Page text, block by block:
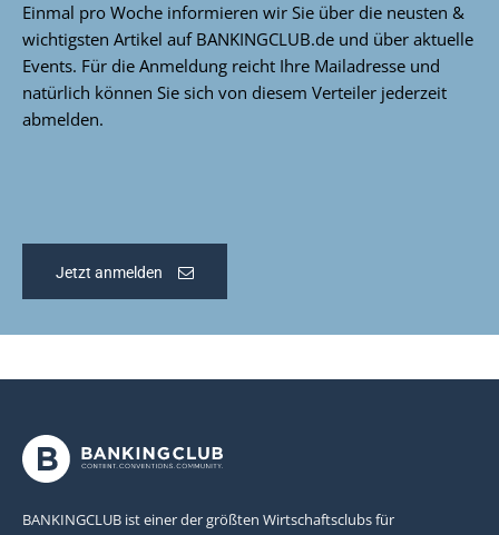
Einmal pro Woche informieren wir Sie über die neusten &
wichtigsten Artikel auf BANKINGCLUB.de und über aktuelle
Events. Für die Anmeldung reicht Ihre Mailadresse und
natürlich können Sie sich von diesem Verteiler jederzeit
abmelden.
Jetzt anmelden
BANKINGCLUB ist einer der größten Wirtschaftsclubs für